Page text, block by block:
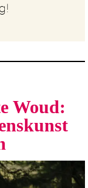
Woud: